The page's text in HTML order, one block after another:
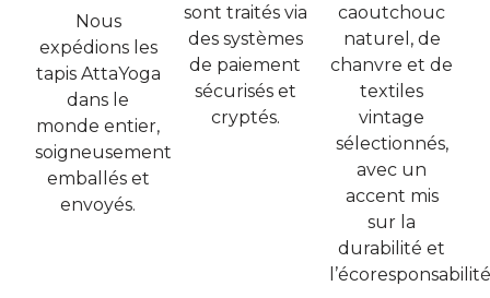
Nous
expédions les
tapis AttaYoga
dans le
monde entier,
soigneusement
emballés et
envoyés.
sont traités via
des systèmes
de paiement
sécurisés et
cryptés.
caoutchouc
naturel, de
chanvre et de
textiles
vintage
sélectionnés,
avec un
accent mis
sur la
durabilité et